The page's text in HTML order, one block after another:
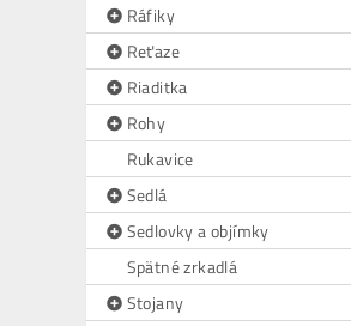
Ráfiky
Reťaze
Riaditka
Rohy
Rukavice
Sedlá
Sedlovky a objímky
Spätné zrkadlá
Stojany